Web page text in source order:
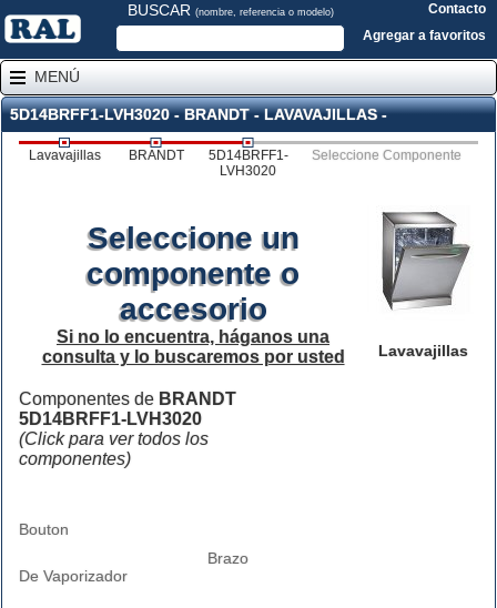
BUSCAR (nombre, referencia o modelo)
Contacto
Agregar a favoritos
MENÚ
5D14BRFF1-LVH3020 - BRANDT - LAVAVAJILLAS -
Lavavajillas BRANDT
5D14BRFF1-
LVH3020
Seleccione Componente
Lavavajillas
Seleccione un
componente o
accesorio
Si no lo encuentra, háganos una
consulta y lo buscaremos por usted
Componentes de BRANDT
5D14BRFF1-LVH3020
(Click para ver todos los
componentes)
Bouton
Brazo
De Vaporizador